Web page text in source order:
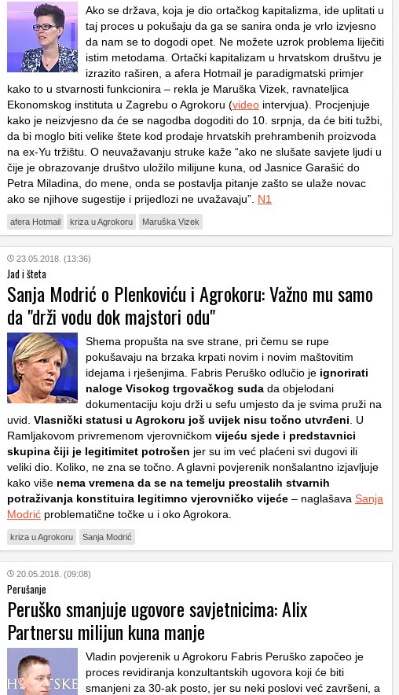
Ako se država, koja je dio ortačkog kapitalizma, ide uplitati u
taj proces u pokušaju da ga se sanira onda je vrlo izvjesno
da nam se to dogodi opet. Ne možete uzrok problema liječiti
istim metodama. Ortački kapitalizam u hrvatskom društvu je
izrazito raširen, a afera Hotmail je paradigmatski primjer
kako to u stvarnosti funkcionira – rekla je Maruška Vizek, ravnateljica
Ekonomskog instituta u Zagrebu o Agrokoru (video intervjua). Procjenjuje
kako je neizvjesno da će se nagodba dogoditi do 10. srpnja, da će biti tužbi,
da bi moglo biti velike štete kod prodaje hrvatskih prehrambenih proizvoda
na ex-Yu tržištu. O neuvažavanju struke kaže “ako ne slušate savjete ljudi u
čije je obrazovanje društvo uložilo milijune kuna, od Jasnice Garašić do
Petra Miladina, do mene, onda se postavlja pitanje zašto se ulaže novac
ako se njihove sugestije i prijedlozi ne uvažavaju”. N1
afera Hotmail kriza u Agrokoru Maruška Vizek
23.05.2018. (13:36)
Jad i šteta
Sanja Modrić o Plenkoviću i Agrokoru: Važno mu samo
da "drži vodu dok majstori odu"
Shema propušta na sve strane, pri čemu se rupe
pokušavaju na brzaka krpati novim i novim maštovitim
idejama i rješenjima. Fabris Peruško odlučio je ignorirati
naloge Visokog trgovačkog suda da objelodani
dokumentaciju koju drži u sefu umjesto da je svima pruži na
uvid. Vlasnički statusi u Agrokoru još uvijek nisu točno utvrđeni . U
Ramljakovom privremenom vjerovničkom vijeću sjede i predstavnici
skupina čiji je legitimitet potrošen jer su im već plaćeni svi dugovi ili
veliki dio. Koliko, ne zna se točno. A glavni povjerenik nonšalantno izjavljuje
kako više nema vremena da se na temelju preostalih stvarnih
potraživanja konstituira legitimno vjerovničko vijeće – naglašava Sanja
Modrić problematične točke u i oko Agrokora.
kriza u Agrokoru Sanja Modrić
20.05.2018. (09:08)
Perušanje
Peruško smanjuje ugovore savjetnicima: Alix
Partnersu milijun kuna manje
Vladin povjerenik u Agrokoru Fabris Peruško započeo je
proces revidiranja konzultantskih ugovora koji će biti
smanjeni za 30-ak posto, jer su neki poslovi već završeni, a